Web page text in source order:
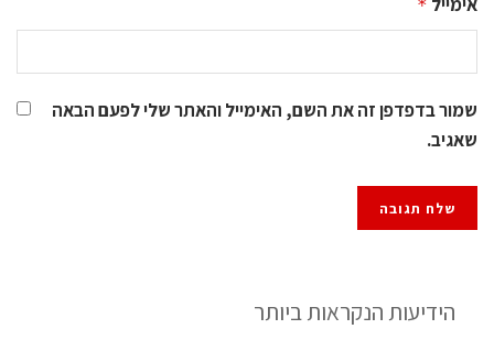
*
שמור בדפדפן זה את השם, האימייל והאתר שלי לפעם הבאה
שאגיב.
הידיעות הנקראות ביותר